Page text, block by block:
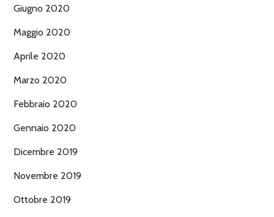
Giugno 2020
Maggio 2020
Aprile 2020
Marzo 2020
Febbraio 2020
Gennaio 2020
Dicembre 2019
Novembre 2019
Ottobre 2019